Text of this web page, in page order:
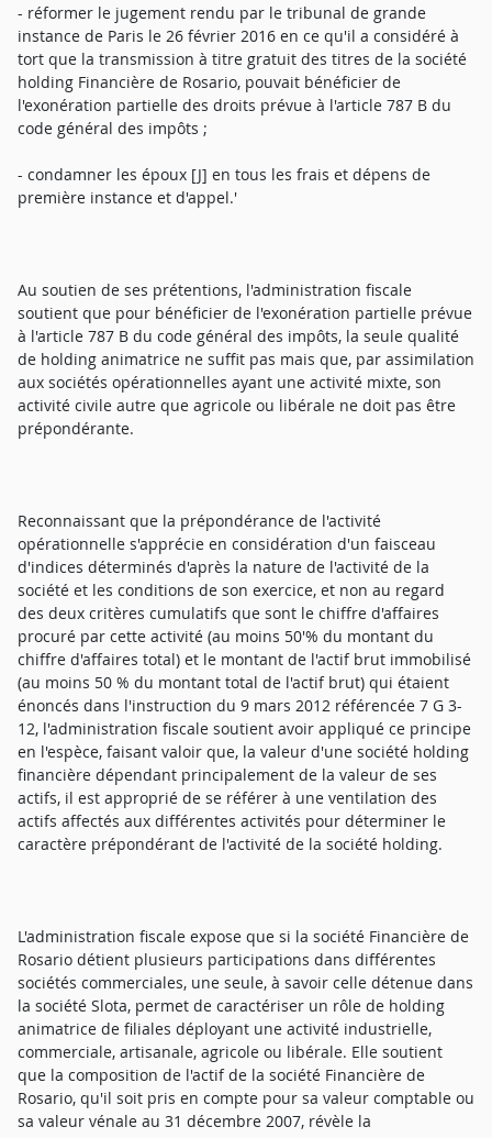
- réformer le jugement rendu par le tribunal de grande
instance de Paris le 26 février 2016 en ce qu'il a considéré à
tort que la transmission à titre gratuit des titres de la société
holding Financière de Rosario, pouvait bénéficier de
l'exonération partielle des droits prévue à l'article 787 B du
code général des impôts ;
- condamner les époux [J] en tous les frais et dépens de
première instance et d'appel.'
Au soutien de ses prétentions, l'administration fiscale
soutient que pour bénéficier de l'exonération partielle prévue
à l'article 787 B du code général des impôts, la seule qualité
de holding animatrice ne suffit pas mais que, par assimilation
aux sociétés opérationnelles ayant une activité mixte, son
activité civile autre que agricole ou libérale ne doit pas être
prépondérante.
Reconnaissant que la prépondérance de l'activité
opérationnelle s'apprécie en considération d'un faisceau
d'indices déterminés d'après la nature de l'activité de la
société et les conditions de son exercice, et non au regard
des deux critères cumulatifs que sont le chiffre d'affaires
procuré par cette activité (au moins 50'% du montant du
chiffre d'affaires total) et le montant de l'actif brut immobilisé
(au moins 50 % du montant total de l'actif brut) qui étaient
énoncés dans l'instruction du 9 mars 2012 référencée 7 G 3-
12, l'administration fiscale soutient avoir appliqué ce principe
en l'espèce, faisant valoir que, la valeur d'une société holding
financière dépendant principalement de la valeur de ses
actifs, il est approprié de se référer à une ventilation des
actifs affectés aux différentes activités pour déterminer le
caractère prépondérant de l'activité de la société holding.
L'administration fiscale expose que si la société Financière de
Rosario détient plusieurs participations dans différentes
sociétés commerciales, une seule, à savoir celle détenue dans
la société Slota, permet de caractériser un rôle de holding
animatrice de filiales déployant une activité industrielle,
commerciale, artisanale, agricole ou libérale. Elle soutient
que la composition de l'actif de la société Financière de
Rosario, qu'il soit pris en compte pour sa valeur comptable ou
sa valeur vénale au 31 décembre 2007, révèle la